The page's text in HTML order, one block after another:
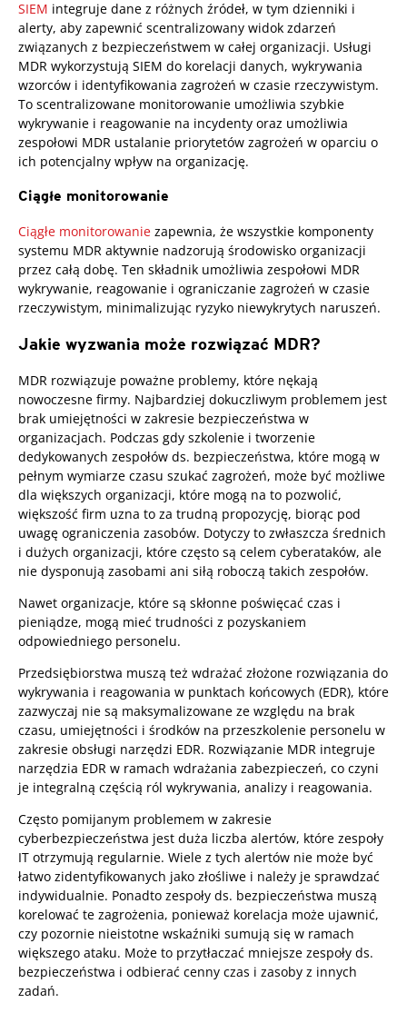
SIEM integruje dane z różnych źródeł, w tym dzienniki i
alerty, aby zapewnić scentralizowany widok zdarzeń
związanych z bezpieczeństwem w całej organizacji. Usługi
MDR wykorzystują SIEM do korelacji danych, wykrywania
wzorców i identyfikowania zagrożeń w czasie rzeczywistym.
To scentralizowane monitorowanie umożliwia szybkie
wykrywanie i reagowanie na incydenty oraz umożliwia
zespołowi MDR ustalanie priorytetów zagrożeń w oparciu o
ich potencjalny wpływ na organizację.
Ciągłe monitorowanie
Ciągłe monitorowanie zapewnia, że wszystkie komponenty
systemu MDR aktywnie nadzorują środowisko organizacji
przez całą dobę. Ten składnik umożliwia zespołowi MDR
wykrywanie, reagowanie i ograniczanie zagrożeń w czasie
rzeczywistym, minimalizując ryzyko niewykrytych naruszeń.
Jakie wyzwania może rozwiązać MDR?
MDR rozwiązuje poważne problemy, które nękają
nowoczesne firmy. Najbardziej dokuczliwym problemem jest
brak umiejętności w zakresie bezpieczeństwa w
organizacjach. Podczas gdy szkolenie i tworzenie
dedykowanych zespołów ds. bezpieczeństwa, które mogą w
pełnym wymiarze czasu szukać zagrożeń, może być możliwe
dla większych organizacji, które mogą na to pozwolić,
większość firm uzna to za trudną propozycję, biorąc pod
uwagę ograniczenia zasobów. Dotyczy to zwłaszcza średnich
i dużych organizacji, które często są celem cyberataków, ale
nie dysponują zasobami ani siłą roboczą takich zespołów.
Nawet organizacje, które są skłonne poświęcać czas i
pieniądze, mogą mieć trudności z pozyskaniem
odpowiedniego personelu.
Przedsiębiorstwa muszą też wdrażać złożone rozwiązania do
wykrywania i reagowania w punktach końcowych (EDR), które
zazwyczaj nie są maksymalizowane ze względu na brak
czasu, umiejętności i środków na przeszkolenie personelu w
zakresie obsługi narzędzi EDR. Rozwiązanie MDR integruje
narzędzia EDR w ramach wdrażania zabezpieczeń, co czyni
je integralną częścią ról wykrywania, analizy i reagowania.
Często pomijanym problemem w zakresie
cyberbezpieczeństwa jest duża liczba alertów, które zespoły
IT otrzymują regularnie. Wiele z tych alertów nie może być
łatwo zidentyfikowanych jako złośliwe i należy je sprawdzać
indywidualnie. Ponadto zespoły ds. bezpieczeństwa muszą
korelować te zagrożenia, ponieważ korelacja może ujawnić,
czy pozornie nieistotne wskaźniki sumują się w ramach
większego ataku. Może to przytłaczać mniejsze zespoły ds.
bezpieczeństwa i odbierać cenny czas i zasoby z innych
zadań.